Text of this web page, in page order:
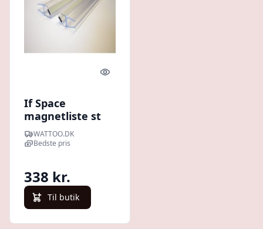
Quick look
If Space
magnetliste st
45g v + h l=1948
WATTOO.DK
Bedste pris
338 kr.
Til butik